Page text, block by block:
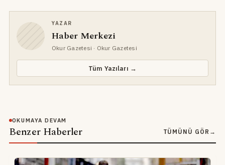
YAZAR
Haber Merkezi
Okur Gazetesi · Okur Gazetesi
Tüm Yazıları →
OKUMAYA DEVAM
Benzer Haberler TÜMÜNÜ GÖR →